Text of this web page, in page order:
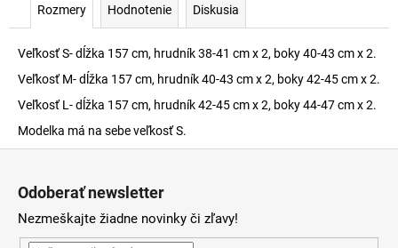
Rozmery Hodnotenie Diskusia
Veľkosť S- dĺžka 157 cm, hrudník 38-41 cm x 2, boky 40-43 cm x 2.
Veľkosť M- dĺžka 157 cm, hrudník 40-43 cm x 2, boky 42-45 cm x 2.
Veľkosť L- dĺžka 157 cm, hrudník 42-45 cm x 2, boky 44-47 cm x 2.
Modelka má na sebe veľkosť S.
Odoberať newsletter
Nezmeškajte žiadne novinky či zľavy!